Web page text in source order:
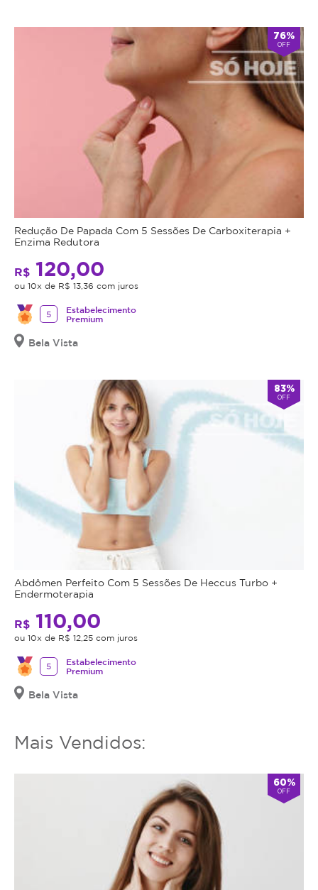
76%
OFF
Redução De Papada Com 5 Sessões De Carboxiterapia +
Enzima Redutora
R$ 120,00
ou 10x de R$ 13,36 com juros
5
Estabelecimento
Premium
Bela Vista
83%
OFF
Abdômen Perfeito Com 5 Sessões De Heccus Turbo +
Endermoterapia
R$ 110,00
ou 10x de R$ 12,25 com juros
5
Estabelecimento
Premium
Bela Vista
Mais Vendidos:
60%
OFF